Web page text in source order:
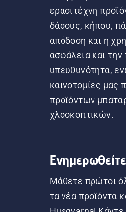
ερασιτέχνη
δάσους, κήπου,
απόδοση και η
ασφάλεια και την
υπευθυνότητα,
καινοτομίες μας
προϊόντων
χλοοκοπτικών.
Μάθετε πρώτοι
τα νέα προϊόντα